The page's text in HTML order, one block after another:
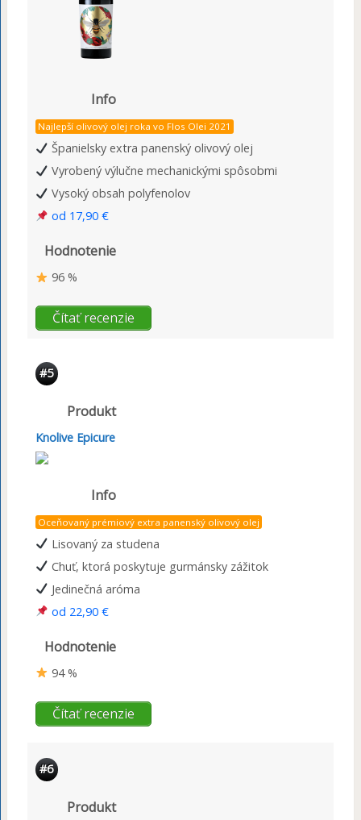
Info
Najlepší olivový olej roka vo Flos Olei 2021
Španielsky extra panenský olivový olej
Vyrobený výlučne mechanickými spôsobmi
Vysoký obsah polyfenolov
od 17,90 €
Hodnotenie
96 %
Čítať recenzie
#5
Produkt
Knolive Epicure
Info
Oceňovaný prémiový extra panenský olivový olej
Lisovaný za studena
Chuť, ktorá poskytuje gurmánsky zážitok
Jedinečná aróma
od 22,90 €
Hodnotenie
94 %
Čítať recenzie
#6
Produkt